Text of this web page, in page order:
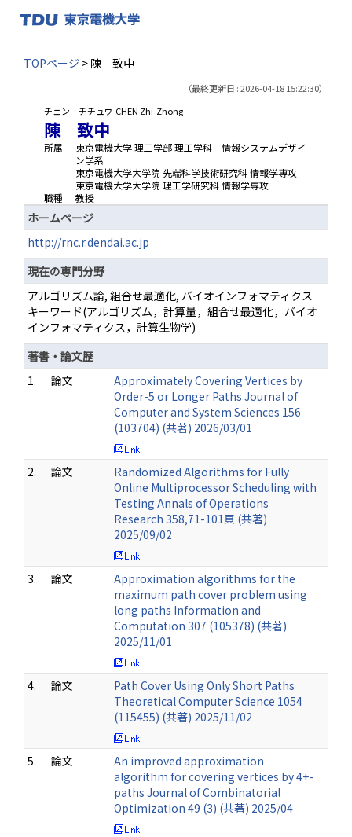
TOPページ > 陳 致中
（最終更新日 : 2026-04-18 15:22:30）
チェン チチュウ CHEN Zhi-Zhong
陳 致中
所属
東京電機大学 理工学部 理工学科 情報システムデザイ
ン学系
東京電機大学大学院 先端科学技術研究科 情報学専攻
東京電機大学大学院 理工学研究科 情報学専攻
職種
教授
ホームページ
http://rnc.r.dendai.ac.jp
現在の専門分野
アルゴリズム論, 組合せ最適化, バイオインフォマティクス
キーワード(アルゴリズム，計算量，組合せ最適化，バイオ
インフォマティクス，計算生物学)
著書・論文歴
1.
論文
Approximately Covering Vertices by
Order-5 or Longer Paths Journal of
Computer and System Sciences 156
(103704) (共著) 2026/03/01
2. 論文
Randomized Algorithms for Fully
Online Multiprocessor Scheduling with
Testing Annals of Operations
Research 358,71-101頁 (共著)
2025/09/02
3. 論文
Approximation algorithms for the
maximum path cover problem using
long paths Information and
Computation 307 (105378) (共著)
2025/11/01
4. 論文
Path Cover Using Only Short Paths
Theoretical Computer Science 1054
(115455) (共著) 2025/11/02
5. 論文
An improved approximation
algorithm for covering vertices by 4+-
paths Journal of Combinatorial
Optimization 49 (3) (共著) 2025/04